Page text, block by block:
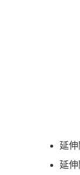
延伸
延伸